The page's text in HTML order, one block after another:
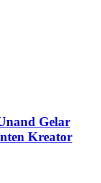
Gelar
Kreator